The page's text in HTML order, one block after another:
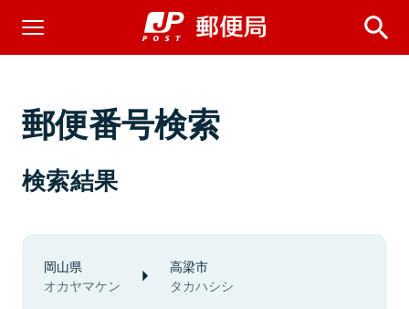
郵便番号検索
検索結果
岡山県
オカヤマケン
高梁市
タカハシシ